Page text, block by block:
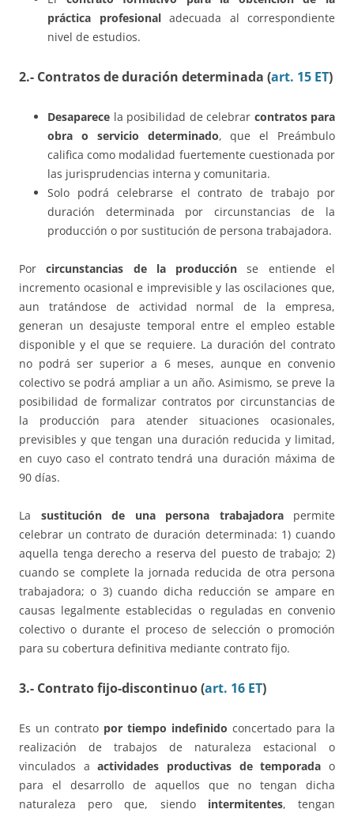
práctica profesionaladecuada al correspondiente
nivel de estudios.
2.- Contratos de duración determinada (art. 15 ET)
Desaparece la posibilidad de celebrar contratos para
obra o servicio determinado, que el Preámbulo
califica como modalidad fuertemente cuestionada por
las jurisprudencias interna y comunitaria.
Solo podrá celebrarse el contrato de trabajo por
duración determinada por circunstancias de la
producción o por sustitución de persona trabajadora.
Porcircunstancias de la producción se entiende el
incremento ocasional e imprevisible y las oscilaciones que,
aun tratándose de actividad normal de la empresa,
generan un desajuste temporal entre el empleo estable
disponible y el que se requiere. La duración del contrato
no podrá ser superior a 6 meses, aunque en convenio
colectivo se podrá ampliar a un año. Asimismo, se preve la
posibilidad de formalizar contratos por circunstancias de
la producción para atender situaciones ocasionales,
previsibles y que tengan una duración reducida y limitad,
en cuyo caso el contrato tendrá una duración máxima de
90 días.
La sustitución de una persona trabajadorapermite
celebrar un contrato de duración determinada: 1) cuando
aquella tenga derecho a reserva del puesto de trabajo; 2)
cuando se complete la jornada reducida de otra persona
trabajadora; o 3) cuando dicha reducción se ampare en
causas legalmente establecidas o reguladas en convenio
colectivo o durante el proceso de selección o promoción
para su cobertura definitiva mediante contrato fijo.
3.- Contrato fijo-discontinuo (art. 16 ET)
Es un contrato por tiempo indefinido concertado para la
realización de trabajos de naturaleza estacional o
vinculados aactividades productivas de temporada o
para el desarrollo de aquellos que no tengan dicha
naturaleza pero que, siendo intermitentes, tengan